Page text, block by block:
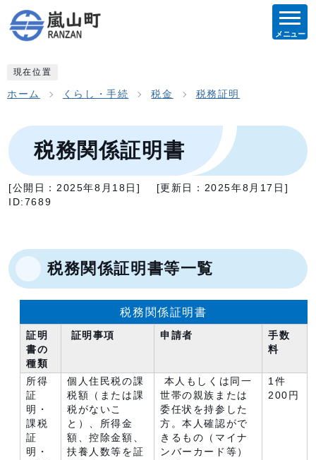
メニュー
現在位置
ホーム くらし・手続 税金 税務証明
税務関係証明書
[公開日： 2025年8月18日 ] [更新日： 2025年8月17日 ]
ID:7689
税務関係証明書等一覧
税務関係証明書
証明
書の
種類
証明事項 申請者
手数
料
所得
証
明・
課税
証
明・
個人住民税の課
税額（または課
税がないこ
と）、所得金
額、控除金額、
扶養人数等を証
本人もしくは同一
世帯の親族または
委任状を持参した
方。本人確認がで
きるもの（マイナ
ンバーカード等）
1件
200円